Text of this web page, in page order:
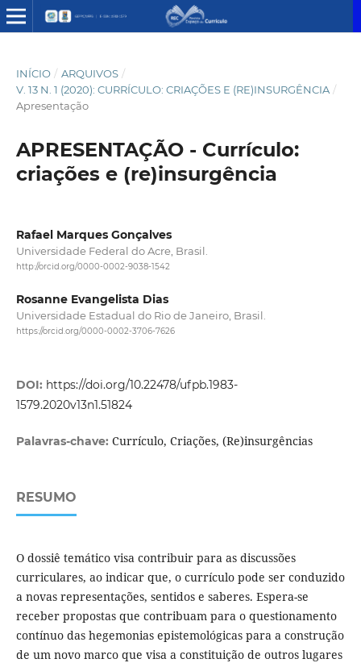
INÍCIO / ARQUIVOS /
V. 13 N. 1 (2020): CURRÍCULO: CRIAÇÕES E (RE)INSURGÊNCIA /
Apresentação
APRESENTAÇÃO - Currículo:
criações e (re)insurgência
Rafael Marques Gonçalves
Universidade Federal do Acre, Brasil.
http://orcid.org/0000-0002-9038-1542
Rosanne Evangelista Dias
Universidade Estadual do Rio de Janeiro, Brasil.
https://orcid.org/0000-0002-3706-7626
DOI: https://doi.org/10.22478/ufpb.1983-
1579.2020v13n1.51824
Palavras-chave: Currículo, Criações, (Re)insurgências
RESUMO
O dossiê temático visa contribuir para as discussões
curriculares, ao indicar que, o currículo pode ser conduzido
a novas representações, sentidos e saberes. Espera-se
receber propostas que contribuam para o questionamento
contínuo das hegemonias epistemológicas para a construção
de um novo marco que visa a constituição de outros lugares